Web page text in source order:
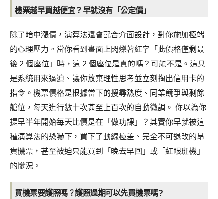
機票越早買越便宜？早就沒有「公定價」
除了暗中漲價，演算法還會配合介面設計，對你施加極端
的心理壓力。當你看到畫面上閃爍著紅字「此價格僅剩最
後 2 個座位」時，這 2 個座位是真的嗎？可能不是。這只
是系統用來逼迫、讓你放棄理性思考並立刻掏出信用卡的
指令。機票價格是根據當下的搜尋熱度、同業競爭與剩餘
艙位，每天進行數十次甚至上百次的自動微調。 你以為你
提早半年開始每天比價是在「做功課」？其實你早就被這
種演算法的恐嚇下，買下了動線極差、完全不可退改的昂
貴機票，甚至被迫只能買到「晚去早回」或「紅眼班機」
的慘況。
買機票要護照嗎？護照過期可以先買機票嗎?